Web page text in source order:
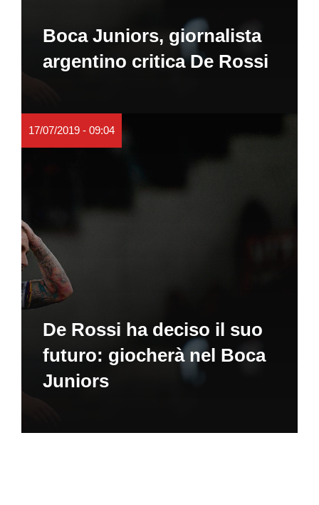
Boca Juniors, giornalista
argentino critica De Rossi
17/07/2019 - 09:04
De Rossi ha deciso il suo
futuro: giocherà nel Boca
Juniors